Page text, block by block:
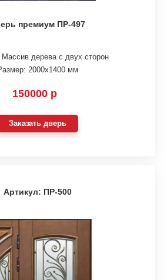
премиум ПР-497
дерева с двух сторон
2000х1400 мм
150000 р
Заказать дверь
Артикул: ПР-500